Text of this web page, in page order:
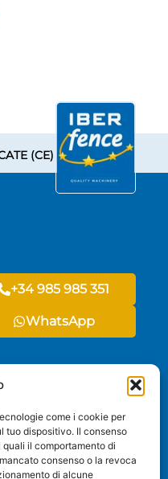
come i cookie per
tuo dispositivo. Il consenso
il comportamento di
consenso o la revoca
di alcune
(CE)
+34 985 985 351
WhatsApp